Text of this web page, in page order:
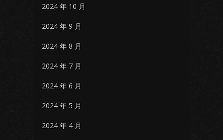
2024 年 10 月
2024 年 9 月
2024 年 8 月
2024 年 7 月
2024 年 6 月
2024 年 5 月
2024 年 4 月